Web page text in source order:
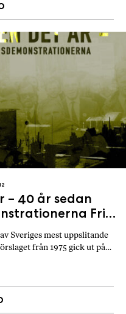
– 40 år sedan
Fri
Sveriges mest uppslitande
från 1975 gick ut på…